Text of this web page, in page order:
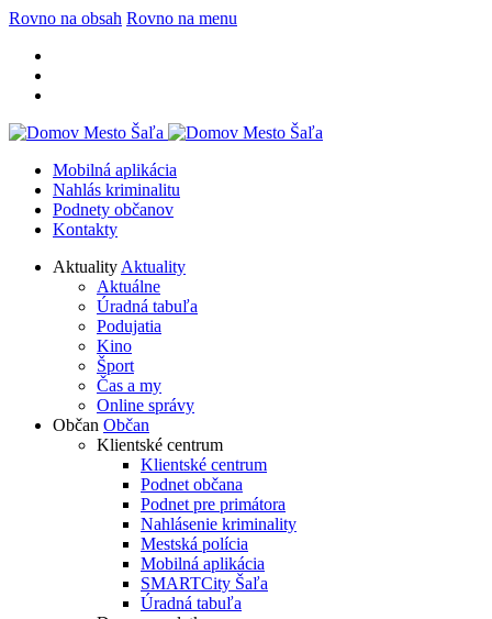
Rovno na obsah Rovno na menu
Mobilná aplikácia
Nahlás kriminalitu
Podnety občanov
Kontakty
Aktuality Aktuality
Aktuálne
Úradná tabuľa
Podujatia
Kino
Šport
Čas a my
Online správy
Občan Občan
Klientské centrum
Klientské centrum
Podnet občana
Podnet pre primátora
Nahlásenie kriminality
Mestská polícia
Mobilná aplikácia
SMARTCity Šaľa
Úradná tabuľa